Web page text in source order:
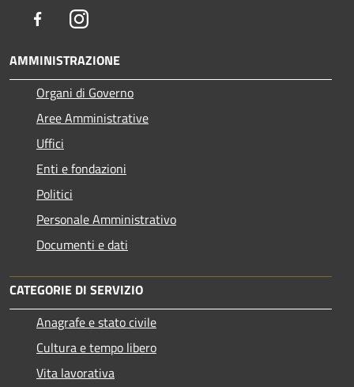
FacebookInstagram
AMMINISTRAZIONE
Organi di Governo
Aree Amministrative
Uffici
Enti e fondazioni
Politici
Personale Amministrativo
Documenti e dati
CATEGORIE DI SERVIZIO
Anagrafe e stato civile
Cultura e tempo libero
Vita lavorativa